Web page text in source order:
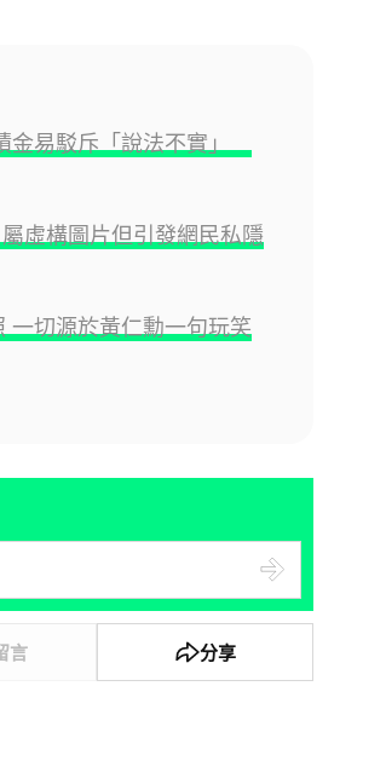
金易駁斥「說法不實」
虛構圖片但引發網民私隱
一切源於黃仁勳一句玩笑
言 分享